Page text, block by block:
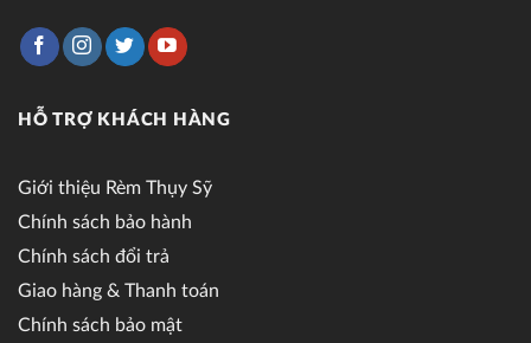
HỖ TRỢ KHÁCH HÀNG
Giới thiệu Rèm Thụy Sỹ
Chính sách bảo hành
Chính sách đổi trả
Giao hàng & Thanh toán
Chính sách bảo mật